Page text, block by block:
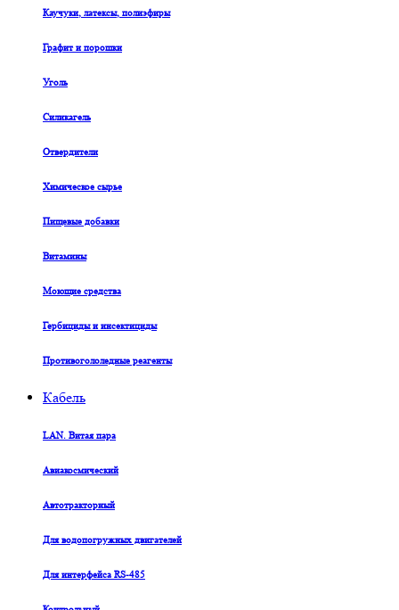
Каучуки, латексы, полиэфиры
Графит и порошки
Уголь
Силикагель
Отвердители
Химическое сырье
Пищевые добавки
Витамины
Моющие средства
Гербициды и инсектициды
Противогололедные реагенты
Кабель
LAN. Витая пара
Авиакосмический
Автотракторный
Для водопогружных двигателей
Для интерфейса RS-485